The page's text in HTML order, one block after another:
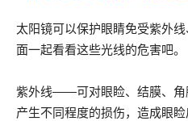
太阳镜可以保护眼睛免受紫外
面一起看看这些光线的危害吧。
紫外线——可对眼睑、结膜、角
产生不同程度的损伤，造成眼